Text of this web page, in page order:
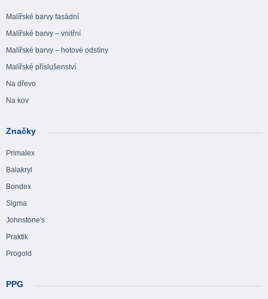
Malířské barvy fasádní
Malířské barvy – vnitřní
Malířské barvy – hotové odstíny
Malířské příslušenství
Na dřevo
Na kov
Značky
Primalex
Balakryl
Bondex
Sigma
Johnstone's
Praktik
Progold
PPG